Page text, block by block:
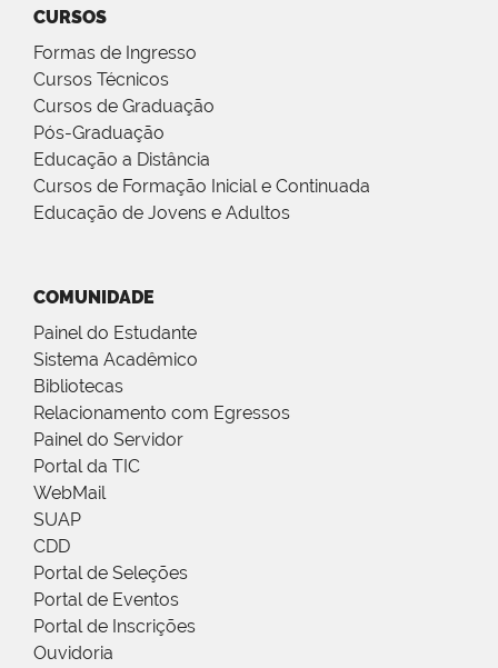
CURSOS
Formas de Ingresso
Cursos Técnicos
Cursos de Graduação
Pós-Graduação
Educação a Distância
Cursos de Formação Inicial e Continuada
Educação de Jovens e Adultos
COMUNIDADE
Painel do Estudante
Sistema Acadêmico
Bibliotecas
Relacionamento com Egressos
Painel do Servidor
Portal da TIC
WebMail
SUAP
CDD
Portal de Seleções
Portal de Eventos
Portal de Inscrições
Ouvidoria